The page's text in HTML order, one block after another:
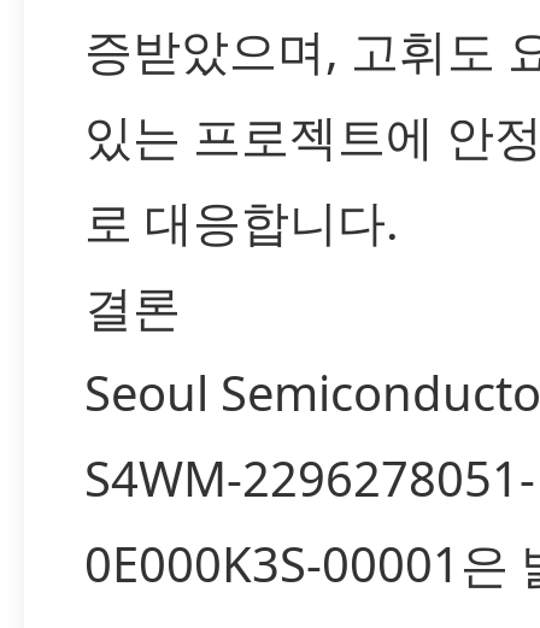
증받았으며, 고휘도
있는 프로젝트에 안
로 대응합니다.
결론
Seoul
S4WM-2296278051-
0E000K3S-00001은